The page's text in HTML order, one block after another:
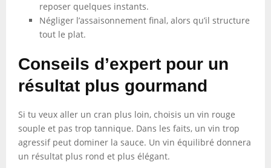
reposer quelques instants.
Négliger l’assaisonnement final, alors qu’il structure
tout le plat.
Conseils d’expert pour un
résultat plus gourmand
Si tu veux aller un cran plus loin, choisis un vin rouge
souple et pas trop tannique. Dans les faits, un vin trop
agressif peut dominer la sauce. Un vin équilibré donnera
un résultat plus rond et plus élégant.